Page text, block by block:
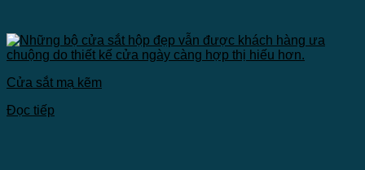
Cửa sắt mạ kẽm
Đọc tiếp